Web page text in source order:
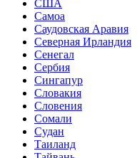
США
Самоа
Саудовская Аравия
Северная Ирландия
Сенегал
Сербия
Сингапур
Словакия
Словения
Сомали
Судан
Таиланд